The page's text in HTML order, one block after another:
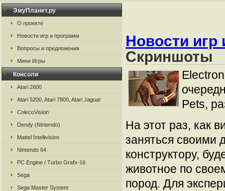
ЭмуПланет.ру
О проекте
Новости игр и программ
Вопросы и предложения
Мини Игры
Консоли
Atari 2600
Atari 5200, Atari 7800, Atari Jaguar
ColecoVision
Dendy (Nintendo)
Mattel Intellivision
Nintendo 64
PC Engine / Turbo Grafx-16
Sega
Sega Master System
Новости игр
Скриншоты
Pets,
На этот раз, как
заняться своими
конструктору,
животное по
пород. Для